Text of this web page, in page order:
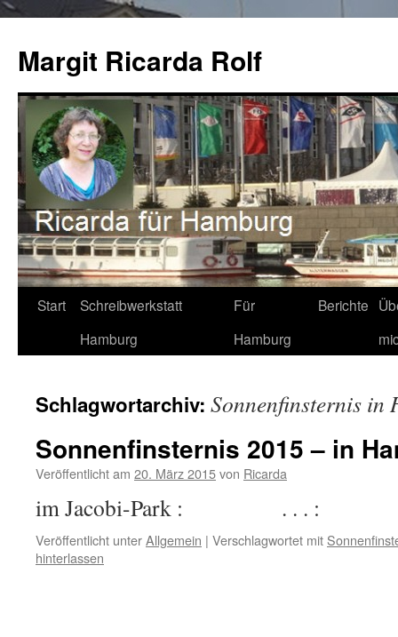
springen
Margit Ricarda Rolf
Start
Schreibwerkstatt
Hamburg
Für
Hamburg
Berichte
Schlagwortarchiv: Sonnenfinsternis in
Sonnenfinsternis 2015 – in
Veröffentlicht am 20. März 2015von Ricarda
im Jacobi-Park : . . . :
Veröffentlicht unterAllgemein | Verschlagwortet mit
hinterlassen